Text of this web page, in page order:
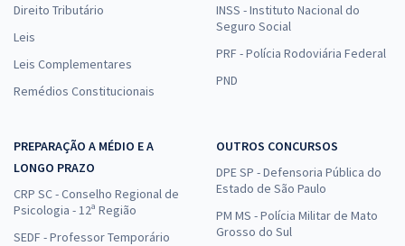
Direito Tributário
Leis
Leis Complementares
Remédios Constitucionais
INSS - Instituto Nacional do
Seguro Social
PRF - Polícia Rodoviária Federal
PND
PREPARAÇÃO A MÉDIO E A
LONGO PRAZO
CRP SC - Conselho Regional de
Psicologia - 12ª Região
SEDF - Professor Temporário
OUTROS CONCURSOS
DPE SP - Defensoria Pública do
Estado de São Paulo
PM MS - Polícia Militar de Mato
Grosso do Sul